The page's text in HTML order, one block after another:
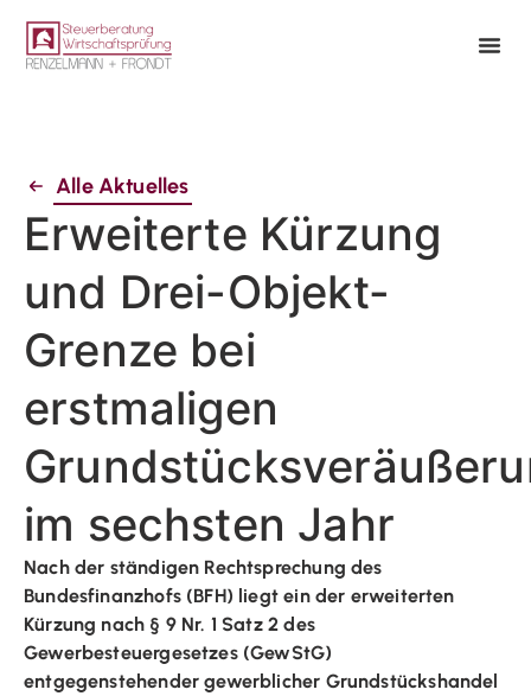
Alle Aktuelles
Erweiterte Kürzung
und Drei-Objekt-
Grenze bei
erstmaligen
im sechsten Jahr
Nach der ständigen Rechtsprechung des
Bundesfinanzhofs (BFH) liegt ein der erweiterten
Kürzung nach § 9 Nr. 1 Satz 2 des
Gewerbesteuergesetzes (GewStG)
entgegenstehender gewerblicher Grundstückshandel